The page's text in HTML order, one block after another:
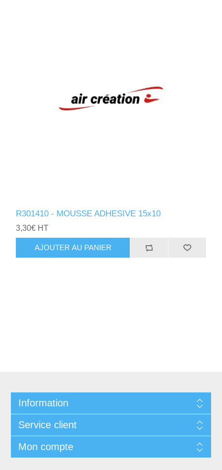
R301410 - MOUSSE ADHESIVE 15x10
3,30€ HT
AJOUTER AU PANIER
Information
Service client
Mon compte